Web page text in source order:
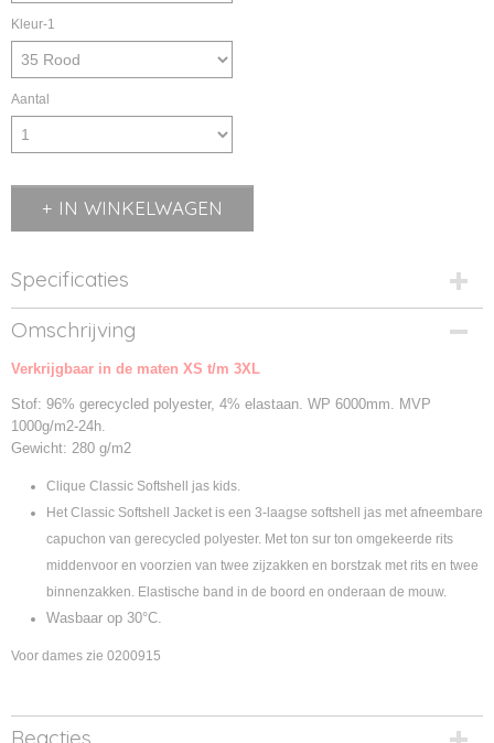
Kleur-1
Aantal
IN WINKELWAGEN
Specificaties
Productcode
0200909-35
Productcode leverancier
Omschrijving
Verkrijgbaar in de maten XS t/m 3XL
Stof: 96% gerecycled polyester, 4% elastaan. WP 6000mm. MVP
1000g/m2-24h.
Gewicht: 280 g/m2
Clique Classic Softshell jas kids.
Het Classic Softshell Jacket is een 3-laagse softshell jas met afneembare
capuchon van gerecycled polyester. Met ton sur ton omgekeerde rits
middenvoor en voorzien van twee zijzakken en borstzak met rits en twee
binnenzakken. Elastische band in de boord en onderaan de mouw.
Wasbaar op 30°C.
Voor dames zie 0200915
Reacties